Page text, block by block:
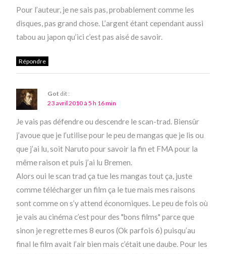
Pour l’auteur, je ne sais pas, probablement comme les
disques, pas grand chose. L’argent étant cependant aussi
tabou au japon qu’ici c’est pas aisé de savoir.
Répondre
Got dit :
23 avril 2010 à 5 h 16 min
Je vais pas défendre ou descendre le scan-trad. Biensûr
j’avoue que je l’utilise pour le peu de mangas que je lis ou
que j’ai lu, soit Naruto pour savoir la fin et FMA pour la
même raison et puis j’ai lu Bremen.
Alors oui le scan trad ça tue les mangas tout ça, juste
comme télécharger un film ça le tue mais mes raisons
sont comme on s’y attend économiques. Le peu de fois où
je vais au cinéma c’est pour des "bons films" parce que
sinon je regrette mes 8 euros (Ok parfois 6) puisqu’au
final le film avait l’air bien mais c’était une daube. Pour les